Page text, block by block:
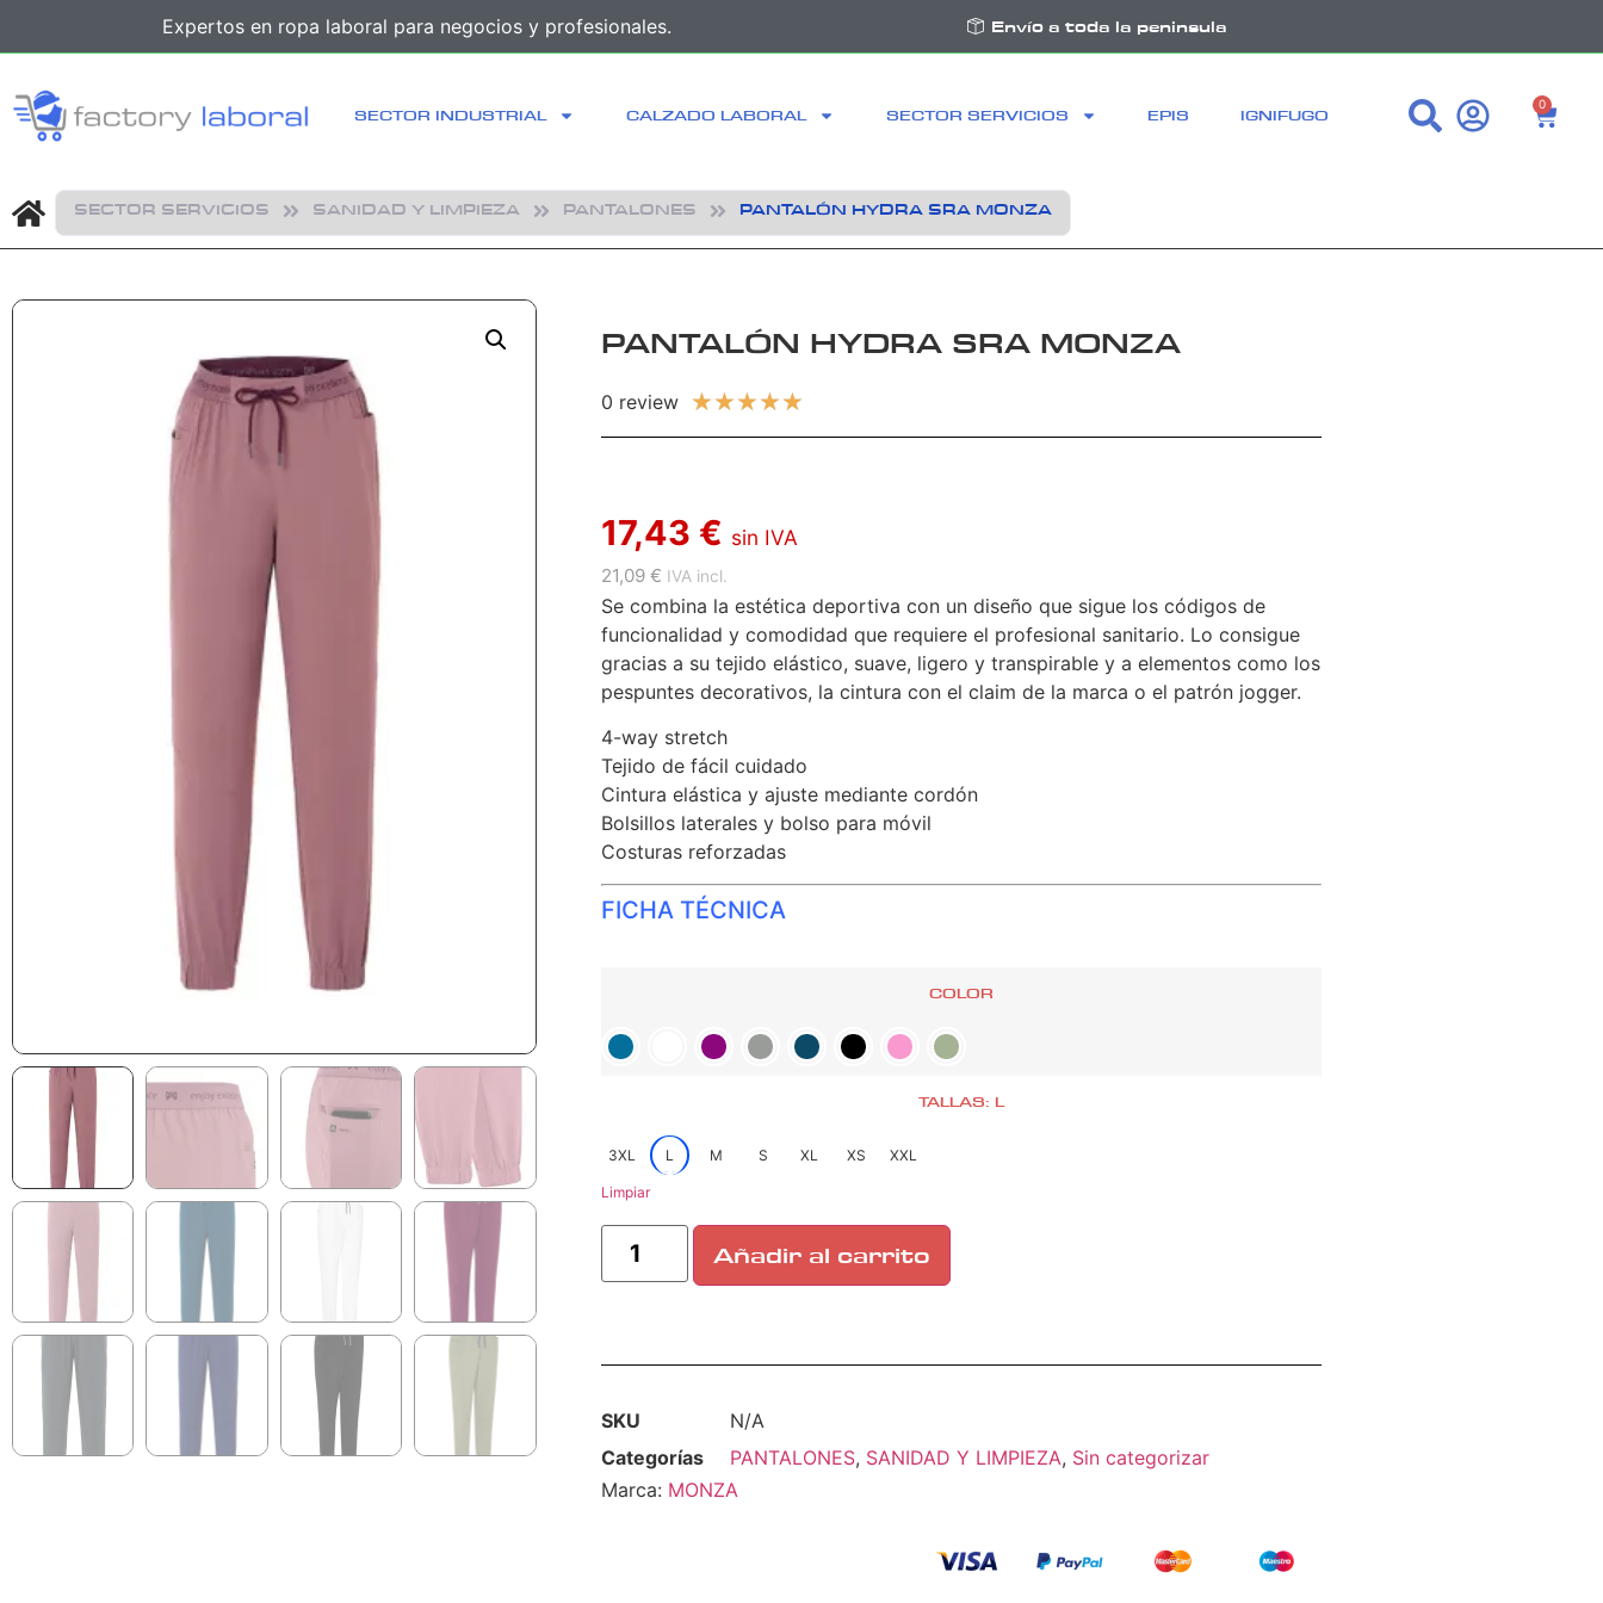
Expertos en ropa laboral para negocios y profesionales. Envío a toda la peninsula
SECTOR INDUSTRIAL CALZADO LABORAL SECTOR SERVICIOS EPIS IGNIFUGO
0
SECTOR SERVICIOS SANIDAD Y LIMPIEZA PANTALONES PANTALÓN HYDRA SRA MONZA
PANTALÓN HYDRA SRA MONZA
0 review ★★★★★
17,43 € sin IVA
21,09 € IVA incl.
Se combina la estética deportiva con un diseño que sigue los códigos de
funcionalidad y comodidad que requiere el profesional sanitario. Lo consigue
gracias a su tejido elástico, suave, ligero y transpirable y a elementos como los
pespuntes decorativos, la cintura con el claim de la marca o el patrón jogger.
4-way stretch
Tejido de fácil cuidado
Cintura elástica y ajuste mediante cordón
Bolsillos laterales y bolso para móvil
Costuras reforzadas
FICHA TÉCNICA
COLOR
TALLAS: L
3XL L M S XL XS XXL
Limpiar
Añadir al carrito
SKU
N/A
Categorías
PANTALONES, SANIDAD Y LIMPIEZA, Sin categorizar
Marca: MONZA